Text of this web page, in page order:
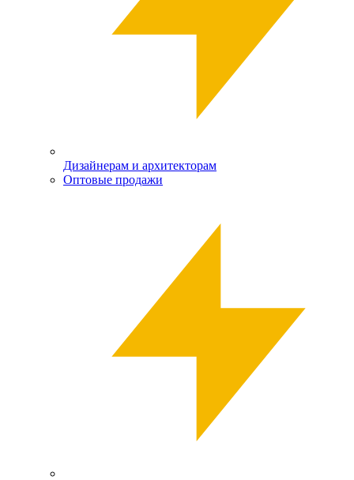
Дизайнерам и архитекторам
Оптовые продажи